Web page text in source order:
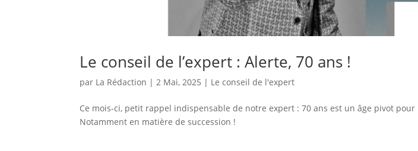
Le conseil de l’expert : Alerte, 70 ans !
par La Rédaction | 2 Mai, 2025 | Le conseil de l'expert
Ce mois-ci, petit rappel indispensable de notre expert : 70 ans est un âge pivot pour
Notamment en matière de succession !